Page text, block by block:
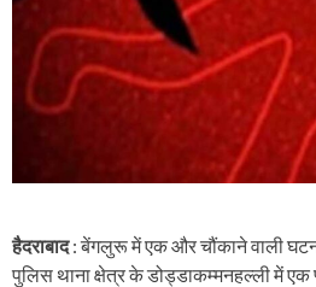
हैदराबाद: बेंगलुरू में एक और चौंकाने वाली
पुलिस थाना क्षेत्र के डोड्डाकम्मनहल्ली में